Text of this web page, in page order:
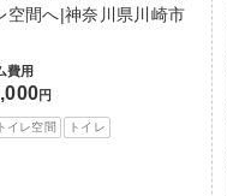
空間へ|神奈川県川崎市
費用
円
トイレ空間 トイレ